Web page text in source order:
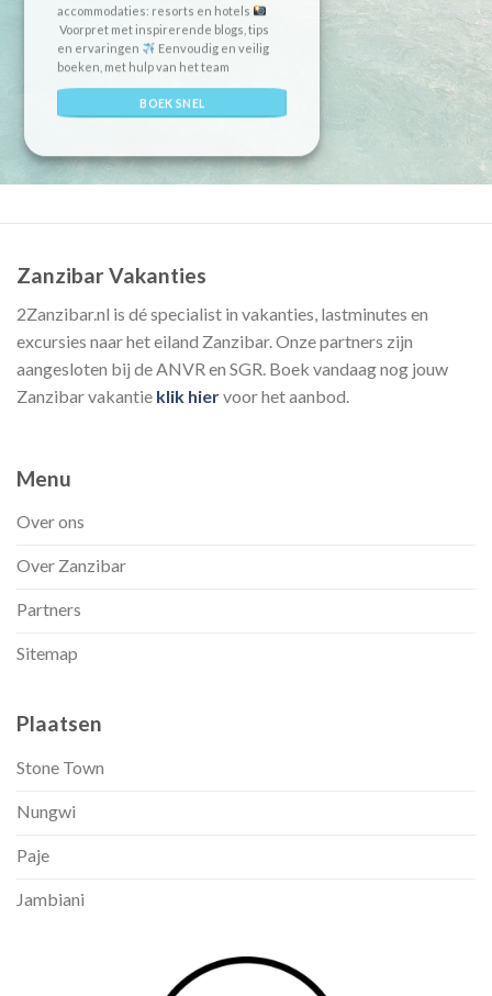
accommodaties: resorts en hotels
Voorpret met inspirerende blogs, tips
en ervaringen
Eenvoudig en veilig
boeken, met hulp van het team
BOEK SNEL
Zanzibar Vakanties
2Zanzibar.nl is dé specialist in vakanties, lastminutes en
excursies naar het eiland Zanzibar. Onze partners zijn
aangesloten bij de ANVR en SGR. Boek vandaag nog jouw
Zanzibar vakantie klik hiervoor het aanbod.
Menu
Over ons
Over Zanzibar
Partners
Sitemap
Plaatsen
Stone Town
Nungwi
Paje
Jambiani